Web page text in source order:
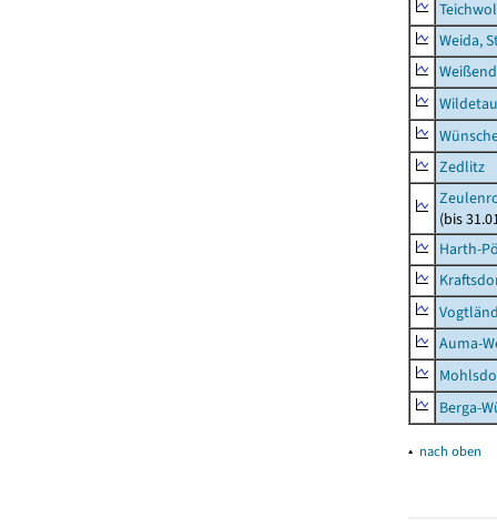
Weida,
Zedlitz
(bis
Harth-
Auma-
Berga-
▴ nach oben